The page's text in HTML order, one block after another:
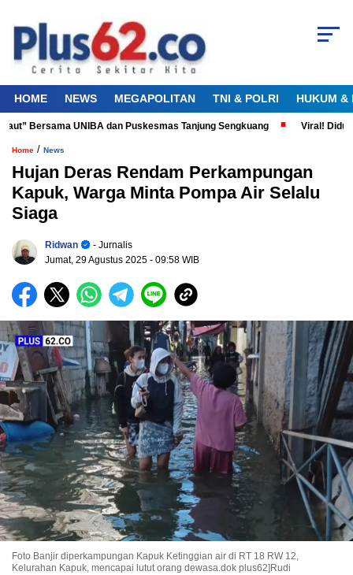
HOME NEWS MEGAPOLITAN TNI & POLRI HUKUM &
Bersama UNIBA dan Puskesmas Tanjung Sengkuang Viral! Diduga
Home / News
Hujan Deras Rendam Perkampungan
Kapuk, Warga Minta Pompa Air Selalu
Siaga
Ridwan
- Jurnalis
Jumat, 29 Agustus 2025 - 09:58 WIB
Foto Banjir diperkampungan Kapuk Ketinggian air di RT 18 RW 12,
Kelurahan Kapuk, mencapai lutut orang dewasa.dok plus62]Rudi